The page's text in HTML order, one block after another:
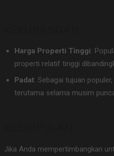
Harga Properti Tinggi:
properti relatif tinggi
Padat: Sebagai tujuan
terutama selama musim
Jika Anda mempertimbangkan